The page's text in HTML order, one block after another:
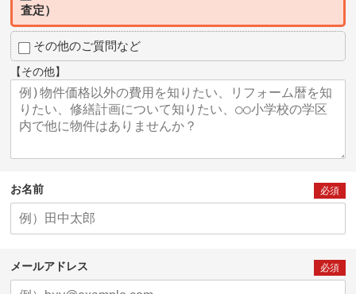
査定）
その他のご質問など
【その他】
お名前 必須
メールアドレス 必須